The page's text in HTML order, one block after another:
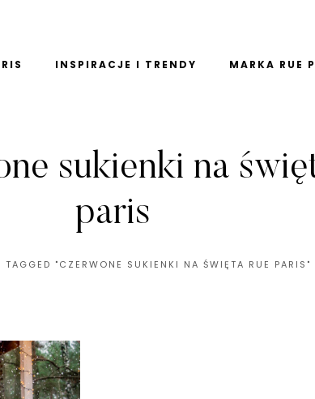
INSPIRACJE I TRENDY MARKA RUE
sukienki na
paris
TAGGED "CZERWONE SUKIENKI NA ŚWIĘTA RUE PARIS"